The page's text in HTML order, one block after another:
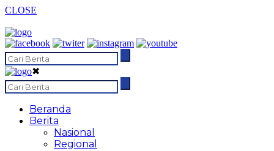
CLOSE
✖
Beranda
Berita
Nasional
Regional